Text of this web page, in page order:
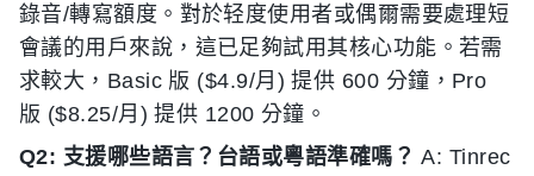
錄音/轉寫額度。對於轻度使用者或偶爾需要處理短
會議的用戶來說，這已足夠試用其核心功能。若需
求較大，Basic 版 ($4.9/月) 提供 600 分鐘，Pro
版 ($8.25/月) 提供 1200 分鐘。
Q2: 支援哪些語言？台語或粵語準確嗎？ A: Tinrec